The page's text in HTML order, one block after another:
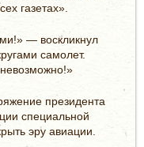
газетах».
— воскликнул
самолет.
президента
специальной
эру авиации.